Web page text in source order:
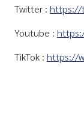
Twitter : https://
Youtube :
TikTok : https://